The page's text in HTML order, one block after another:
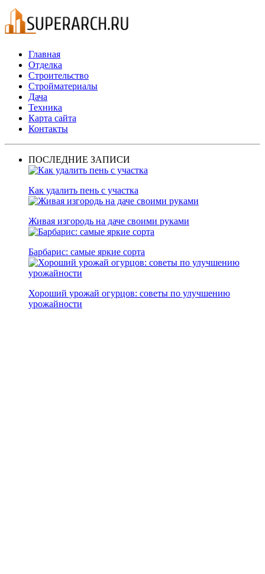
Главная
Отделка
Строительство
Стройматериалы
Дача
Техника
Карта сайта
Контакты
ПОСЛЕДНИЕ ЗАПИСИ
Как удалить пень с участка
Живая изгородь на даче своими руками
Барбарис: самые яркие сорта
Хороший урожай огурцов: советы по улучшению
урожайности